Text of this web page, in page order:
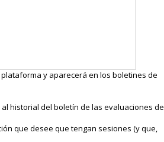
y aparecerá en los boletines de
historial del boletín de las evaluaciones de
que desee que tengan sesiones (y que,